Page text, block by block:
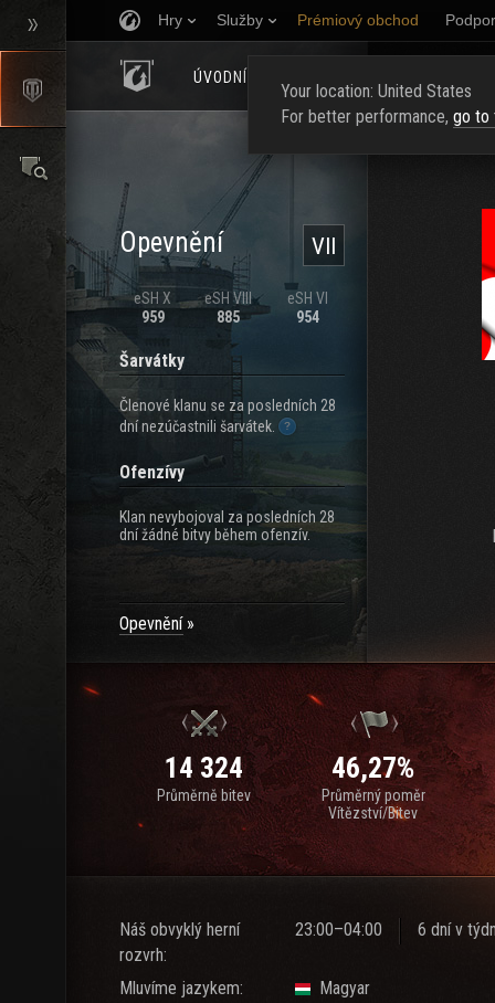
Hry Služby Prémiový obchod
ÚVODNÍ STRÁNKA
VII
Opevnění
eSH X
959
eSH VIII
885
eSH VI
954
Šarvátky
Členové klanu se za posledních 28
dní nezúčastnili šarvátek.
Ofenzívy
Klan nevybojoval za posledních 28
dní žádné bitvy během ofenzív.
Opevnění
14 324
Průměrně bitev
46,27%
Průměrný poměr
Vítězství/Bitev
Náš obvyklý herní
rozvrh:
23:00–04:00 6 dní v
Mluvíme jazykem: Magyar
Your location: United States
For better performance, go to